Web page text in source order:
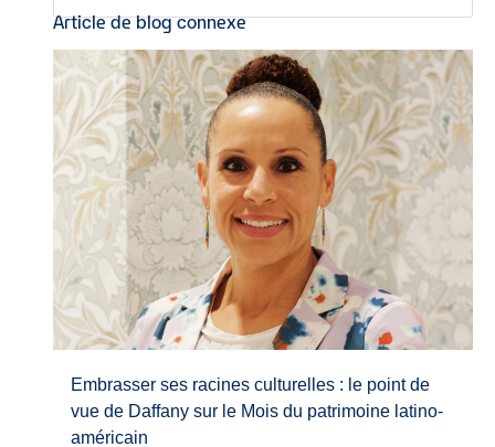
Article de blog connexe
Embrasser ses racines culturelles : le point de
vue de Daffany sur le Mois du patrimoine latino-
américain